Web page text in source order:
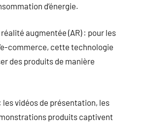
d’énergie.
augmentée (AR) : pour les
commerce, cette technologie
des produits de manière
les vidéos de présentation, les
produits captivent